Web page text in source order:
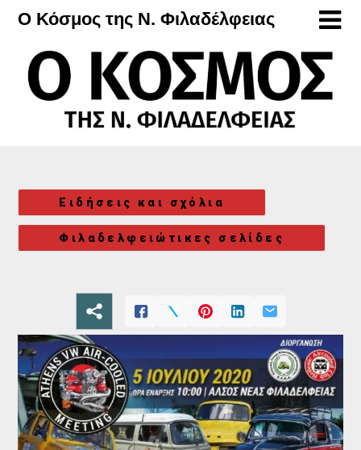
Μετάβαση
περιεχόμενο
Ο Κόσμος της Ν. Φιλαδέλφειας
Ειδήσεις και σχόλια
Φιλαδελφειώτικες σελίδες